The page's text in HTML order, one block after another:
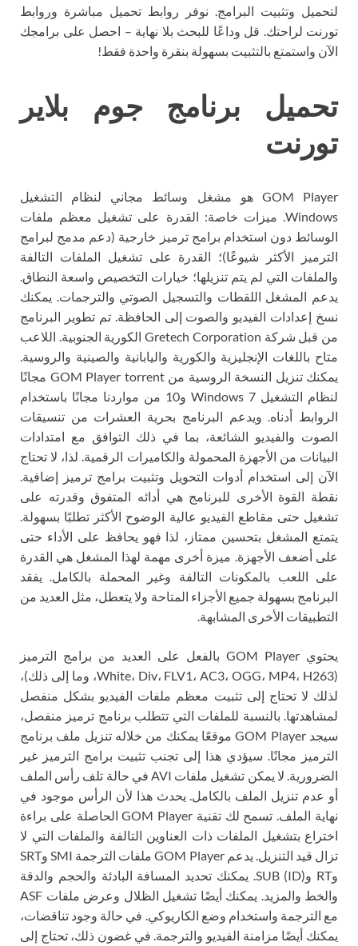
لتحميل وتثبيت البرامج. نوفر روابط تحميل مباشرة وروابط
تورنت لراحتك. قل وداعًا للبحث بلا نهاية – احصل على برامجك
الآن واستمتع بالتثبيت بسهولة بنقرة واحدة فقط!
تحميل برنامج جوم بلاير
تورنت
GOM Player هو مشغل وسائط مجاني لنظام التشغيل
Windows. ميزات خاصة: القدرة على تشغيل معظم ملفات
الوسائط دون استخدام برامج ترميز خارجية (دعم مدمج لبرامج
الترميز الأكثر شيوعًا)؛ القدرة على تشغيل الملفات التالفة
والملفات التي لم يتم تنزيلها؛ خيارات التخصيص واسعة النطاق.
يدعم المشغل اللقطات والتسجيل الصوتي والترجمات. يمكنك
نسخ إعدادات الفيديو والصوت إلى الحافظة. تم تطوير البرنامج
من قبل شركة Gretech Corporation الكورية الجنوبية. اللاعب
متاح باللغات الإنجليزية والكورية واليابانية والصينية والروسية.
يمكنك تنزيل النسخة الروسية من GOM Player torrent مجانًا
لنظام التشغيل Windows 7 و10 من مواردنا مجانًا باستخدام
الروابط أدناه. ويدعم البرنامج بحرية العشرات من تنسيقات
الصوت والفيديو الشائعة، بما في ذلك التوافق مع امتدادات
البيانات من الأجهزة المحمولة والكاميرات الرقمية. لذا، لا تحتاج
الآن إلى استخدام أدوات التحويل وتثبيت برامج ترميز إضافية.
نقطة القوة الأخرى للبرنامج هي أدائه المتفوق وقدرته على
تشغيل حتى مقاطع الفيديو عالية الوضوح الأكثر تطلبًا بسهولة.
يتمتع المشغل بتحسين ممتاز، لذا فهو يحافظ على الأداء حتى
على أضعف الأجهزة. ميزة أخرى مهمة لهذا المشغل هي القدرة
على اللعب بالمكونات التالفة وغير المحملة بالكامل. يفقد
البرنامج بسهولة جميع الأجزاء المتاحة ولا يتعطل، مثل العديد من
التطبيقات الأخرى المشابهة.
يحتوي GOM Player بالفعل على العديد من برامج الترميز
(White، Div، FLV1، AC3، OGG، MP4، H263، وما إلى ذلك)،
لذلك لا تحتاج إلى تثبيت معظم ملفات الفيديو بشكل منفصل
لمشاهدتها. بالنسبة للملفات التي تتطلب برنامج ترميز منفصل،
سيجد GOM Player موقعًا يمكنك من خلاله تنزيل ملف برنامج
الترميز مجانًا. سيؤدي هذا إلى تجنب تثبيت برامج الترميز غير
الضرورية. لا يمكن تشغيل ملفات AVI في حالة تلف رأس الملف
أو عدم تنزيل الملف بالكامل. يحدث هذا لأن الرأس موجود في
نهاية الملف. تسمح لك تقنية GOM Player الحاصلة على براءة
اختراع بتشغيل الملفات ذات العناوين التالفة والملفات التي لا
تزال قيد التنزيل. يدعم GOM Player ملفات الترجمة SMI وSRT
وRT وSUB (ID). يمكنك تحديد المسافة البادئة والحجم والدقة
والخط والمزيد. يمكنك أيضًا تشغيل الظلال وعرض ملفات ASF
مع الترجمة واستخدام وضع الكاريوكي. في حالة وجود تناقضات،
يمكنك أيضًا مزامنة الفيديو والترجمة. في غضون ذلك، تحتاج إلى